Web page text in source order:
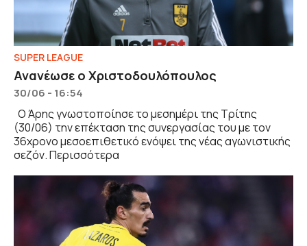
SUPER LEAGUE
Ανανέωσε ο Χριστοδουλόπουλος
30/06 - 16:54
Ο Άρης γνωστοποίησε το μεσημέρι της Τρίτης
(30/06) την επέκταση της συνεργασίας του με τον
36χρονο μεσοεπιθετικό ενόψει της νέας αγωνιστικής
σεζόν. Περισσότερα